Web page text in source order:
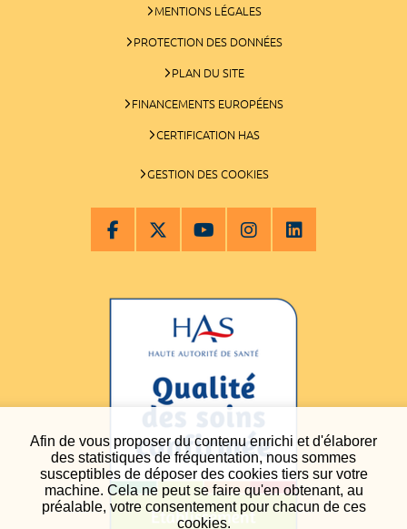
Afin de vous proposer du contenu enrichi et d'élaborer
des statistiques de fréquentation, nous sommes
susceptibles de déposer des cookies tiers sur votre
machine. Cela ne peut se faire qu'en obtenant, au
préalable, votre consentement pour chacun de ces
cookies.
MENTIONS LÉGALES
PROTECTION DES DONNÉES
PLAN DU SITE
FINANCEMENTS EUROPÉENS
CERTIFICATION HAS
GESTION DES COOKIES